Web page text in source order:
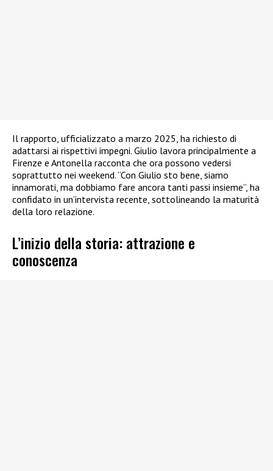
Il rapporto, ufficializzato a marzo 2025, ha richiesto di
adattarsi ai rispettivi impegni. Giulio lavora principalmente a
Firenze e Antonella racconta che ora possono vedersi
soprattutto nei weekend. “Con Giulio sto bene, siamo
innamorati, ma dobbiamo fare ancora tanti passi insieme”, ha
confidato in un’intervista recente, sottolineando la maturità
della loro relazione.
L’inizio della storia: attrazione e
conoscenza